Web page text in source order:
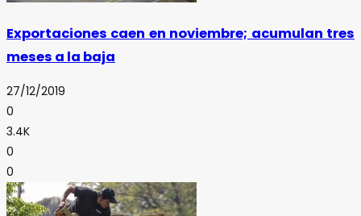
Exportaciones caen en noviembre; acumulan tres
meses a la baja
27/12/2019
0
3.4K
0
0